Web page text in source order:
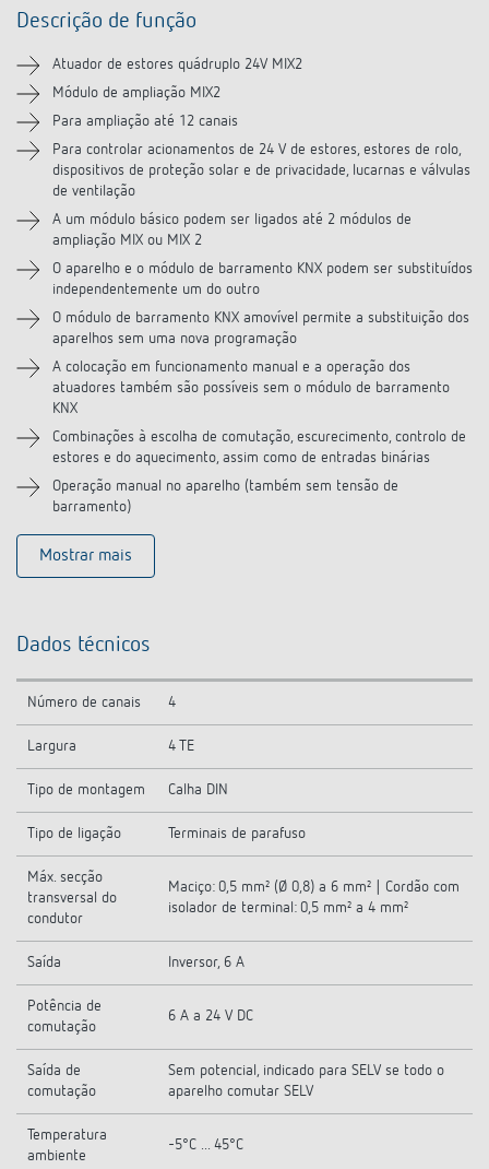
Informação técnica
Transferências
Vídeos
Descrição de função
Atuador de estores quádruplo 24V MIX2
Módulo de ampliação MIX2
Para ampliação até 12 canais
Para controlar acionamentos de 24 V de estores, estores de rolo,
dispositivos de proteção solar e de privacidade, lucarnas e válvulas
de ventilação
A um módulo básico podem ser ligados até 2 módulos de
ampliação MIX ou MIX 2
O aparelho e o módulo de barramento KNX podem ser substituídos
independentemente um do outro
O módulo de barramento KNX amovível permite a substituição dos
aparelhos sem uma nova programação
A colocação em funcionamento manual e a operação dos
atuadores também são possíveis sem o módulo de barramento
KNX
Combinações à escolha de comutação, escurecimento, controlo de
estores e do aquecimento, assim como de entradas binárias
Operação manual no aparelho (também sem tensão de
barramento)
Mostrar mais
Dados técnicos
Número de canais 4
Largura 4 TE
Tipo de montagem Calha DIN
Tipo de ligação Terminais de parafuso
Máx. secção
transversal do
condutor
Maciço: 0,5 mm² (Ø 0,8) a 6 mm² | Cordão com
isolador de terminal: 0,5 mm² a 4 mm²
Saída Inversor, 6 A
Potência de
comutação
6 A a 24 V DC
Saída de
comutação
Sem potencial, indicado para SELV se todo o
aparelho comutar SELV
Temperatura
ambiente
-5°C ... 45°C